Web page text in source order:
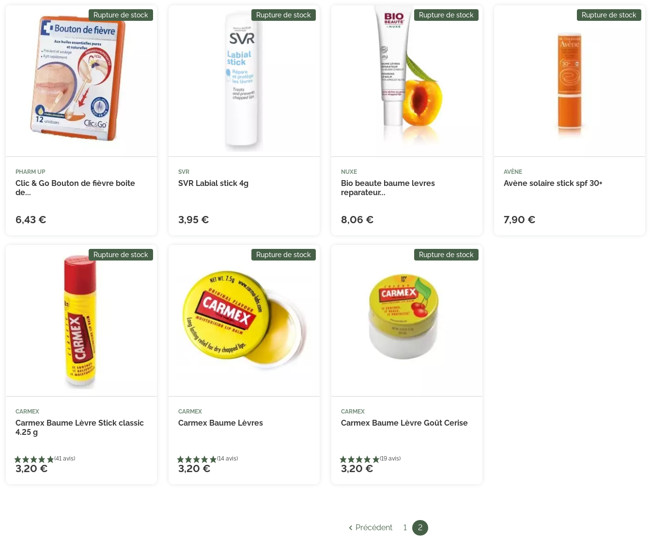
(2 avis)
(2 avis) (1 avis)
Rupture de stock
PHARM UP
Clic & Go Bouton de fièvre boite
de...
6,43 €
Rupture de stock
SVR
SVR Labial stick 4g
3,95 €
Rupture de stock
NUXE
Bio beaute baume levres
reparateur...
8,06 €
Rupture de stock
AVÈNE
Avène solaire stick spf 30+
7,90 €
Rupture de stock
CARMEX
Carmex Baume Lèvre Stick classic
4.25 g
3,20 €
Rupture de stock
CARMEX
Carmex Baume Lèvres
3,20 €
Rupture de stock
CARMEX
Carmex Baume Lèvre Goût Cerise
3,20 €
 Précédent 1 2